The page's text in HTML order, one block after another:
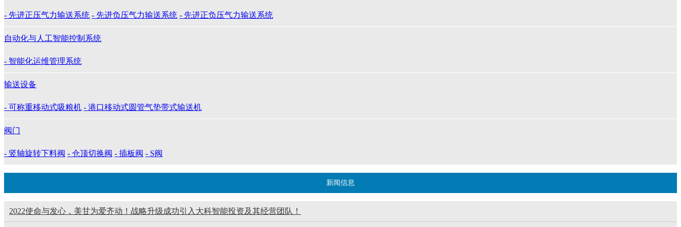
- 先进正压气力输送系统 - 先进负压气力输送系统 - 先进正负压气力输送系统
自动化与人工智能控制系统
- 智能化运维管理系统
输送设备
- 可称重移动式吸粮机 - 港口移动式圆管气垫带式输送机
阀门
- 竖轴旋转下料阀 - 仓顶切换阀 - 插板阀 - S阀
新闻信息
2022使命与发心，美甘为爱齐动！战略升级成功引入大科智能投资及其经营团队！